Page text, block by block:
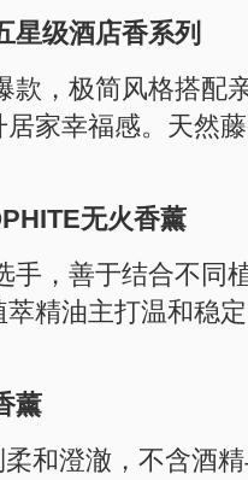
星级酒店香系列
款，极简风格搭配
家幸福感。天然
无火香薰
手，善于结合不同
精油主打温和稳
薰
柔和澄澈，不含酒